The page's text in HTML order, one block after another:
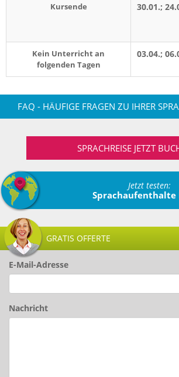
Kursende 30.01.;
Kein Unterricht an
folgenden Tagen
03.04.;
FAQ - HÄUFIGE FRAGEN ZU IHRER
SPRACHREISE JETZT
Jetzt testen:
Sprachaufenthalte
GRATIS OFFERTE
E-Mail-Adresse
Nachricht